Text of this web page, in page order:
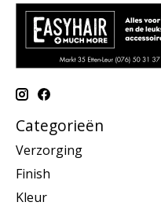
Categorieën
Verzorging
Finish
Kleur